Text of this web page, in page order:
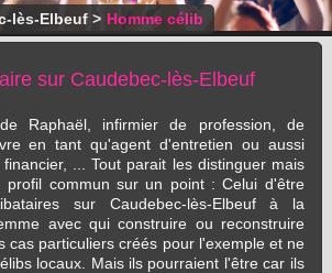
lès-Elbeuf> Homme célib
sur Caudebec-lès-Elbeuf
Raphaël, infirmier de profession, de
en tant qu'agent d'entretien ou aussi
... Tout parait les distinguer mais
profil commun sur un point : Celui d'être
sur Caudebec-lès-Elbeuf à la
avec qui construire ou reconstruire
cas particuliers créés pour l'exemple et ne
locaux. Mais ils pourraient l'être car ils